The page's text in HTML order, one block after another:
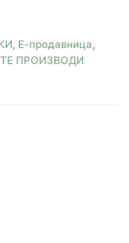
, Е-продавница,
ПРОИЗВОДИ